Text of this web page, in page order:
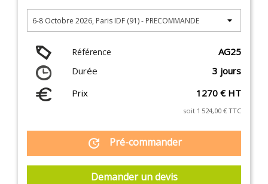
Référence
AG25
Durée
3 jours
Prix
1270 € HT
soit 1 524,00 € TTC
update Pré-commander
Demander un devis